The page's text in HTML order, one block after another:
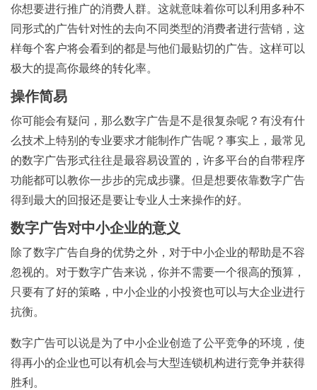
你想要进行推广的消费人群。这就意味着你可以利用多种不
同形式的广告针对性的去向不同类型的消费者进行营销，这
样每个客户将会看到的都是与他们最贴切的广告。这样可以
极大的提高你最终的转化率。
操作简易
你可能会有疑问，那么数字广告是不是很复杂呢？有没有什
么技术上特别的专业要求才能制作广告呢？事实上，最常见
的数字广告形式往往是最容易设置的，许多平台的自带程序
功能都可以教你一步步的完成步骤。但是想要依靠数字广告
得到最大的回报还是要让专业人士来操作的好。
数字广告对中小企业的意义
除了数字广告自身的优势之外，对于中小企业的帮助是不容
忽视的。对于数字广告来说，你并不需要一个很高的预算，
只要有了好的策略，中小企业的小投资也可以与大企业进行
抗衡。
数字广告可以说是为了中小企业创造了公平竞争的环境，使
得再小的企业也可以有机会与大型连锁机构进行竞争并获得
胜利。